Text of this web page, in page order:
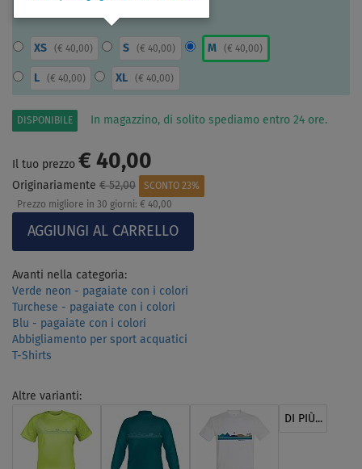
XS ( € 40,00) S (€ 40,00) M ( € 40,00)
L ( € 40,00) XL (€ 40,00)
DISPONIBILE In magazzino, di solito spediamo entro 24 ore.
Il tuo prezzo € 40,00
Originariamente € 52,00
SCONTO 23%
Prezzo migliore in 30 giorni: € 40,00
Avanti nella categoria:
Verde neon - pagaiate con i colori
Turchese - pagaiate con i colori
Blu - pagaiate con i colori
Abbigliamento per sport acquatici
T-Shirts
Altre varianti:
DI PIÙ...